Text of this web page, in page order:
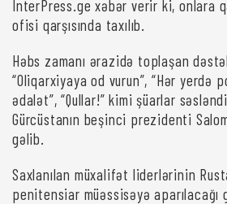
InterPress.ge xəbər verir ki, onlara
ofisi qarşısında taxılıb.
Həbs zamanı ərazidə toplaşan
“Oliqarxiyaya od vurun”, “Hər yerdə
ədalət”, “Qullar!” kimi şüarlar
Gürcüstanın beşinci prezidenti
gəlib.
Saxlanılan müxalifət liderlərinin
penitensiar müəssisəyə aparılacağı